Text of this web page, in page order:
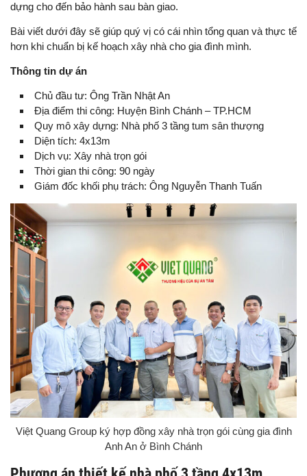
dựng cho đến bảo hành sau bàn giao.
Bài viết dưới đây sẽ giúp quý vị có cái nhìn tổng quan và thực tế
hơn khi chuẩn bị kế hoạch xây nhà cho gia đình mình.
Thông tin dự án
Chủ đầu tư: Ông Trần Nhật An
Địa điểm thi công: Huyện Bình Chánh – TP.HCM
Quy mô xây dựng: Nhà phố 3 tầng tum sân thượng
Diện tích: 4x13m
Dịch vụ: Xây nhà trọn gói
Thời gian thi công: 90 ngày
Giám đốc khối phụ trách: Ông Nguyễn Thanh Tuấn
Việt Quang Group ký hợp đồng xây nhà trọn gói cùng gia đình
Anh An ở Bình Chánh